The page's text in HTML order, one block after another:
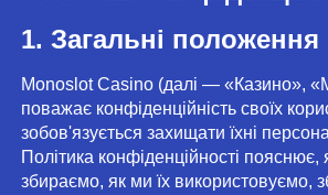
1. Загальні положення
Monoslot Casino (далі — «Казино»,
поважає конфіденційність своїх
зобов'язується захищати їхні
Політика конфіденційності пояснює,
збираємо, як ми їх використовуємо,